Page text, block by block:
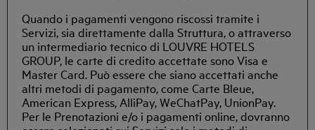
Quando i pagamenti vengono riscossi tramite i
Servizi, sia direttamente dalla Struttura, o attraverso
un intermediario tecnico di LOUVRE HOTELS
GROUP, le carte di credito accettate sono Visa e
Master Card. Può essere che siano accettati anche
altri metodi di pagamento, come Carte Bleue,
American Express, AlliPay, WeChatPay, UnionPay.
Per le Prenotazioni e/o i pagamenti online, dovranno